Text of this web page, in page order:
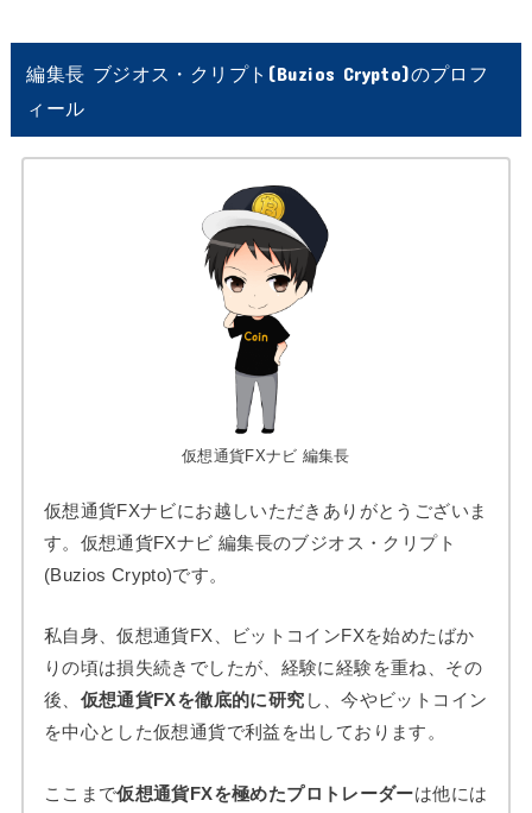
編集長 ブジオス・クリプト(Buzios Crypto)のプロフ
ィール
仮想通貨FXナビ 編集長
仮想通貨FXナビにお越しいただきありがとうございま
す。仮想通貨FXナビ 編集長のブジオス・クリプト
(Buzios Crypto)です。
私自身、仮想通貨FX、ビットコインFXを始めたばか
りの頃は損失続きでしたが、経験に経験を重ね、その
後、 仮想通貨FXを徹底的に研究 し、今やビットコイン
を中心とした仮想通貨で利益を出しております。
ここまで仮想通貨FXを極めたプロトレーダーは他には